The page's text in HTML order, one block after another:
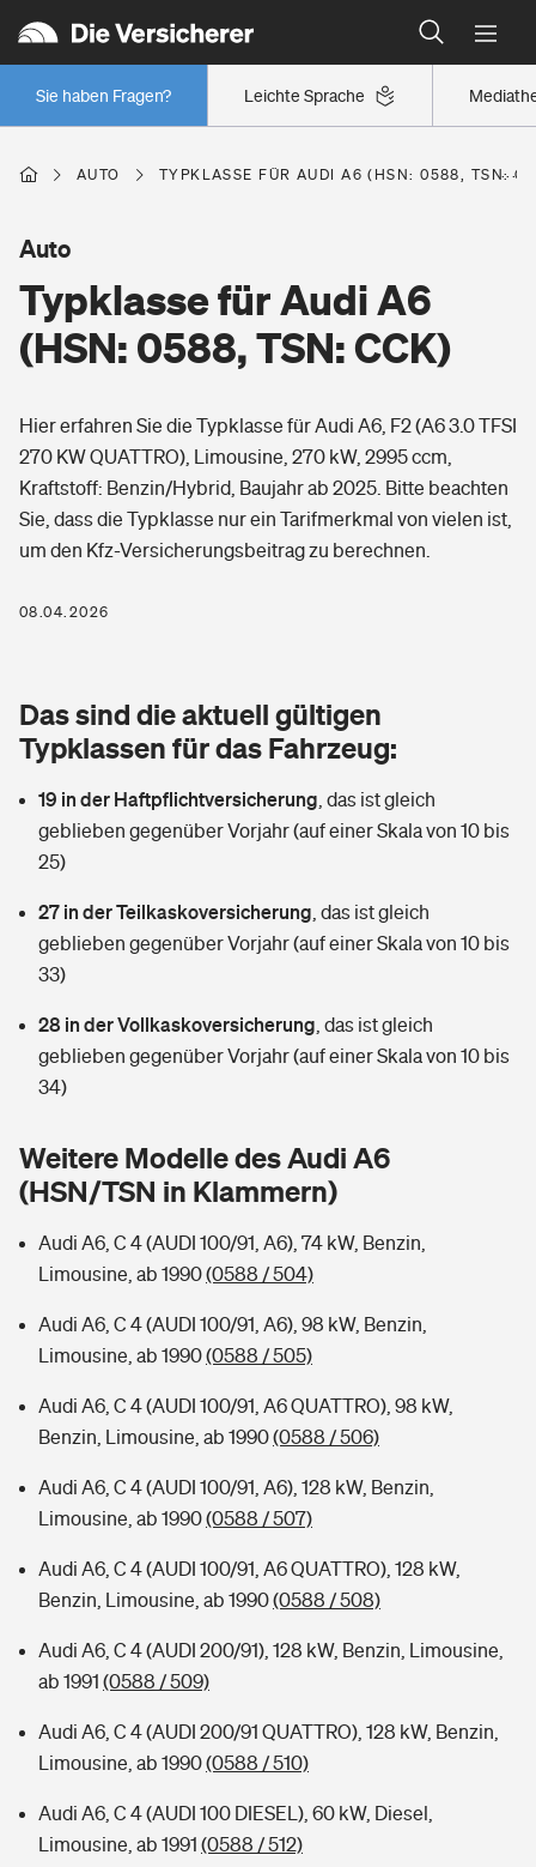
Leichte Sprache
Sie haben Fragen?
Wer versichert was: Jetzt Versicherer finden
Regionalklassen: So ist Ihre Region eingestuft
Wer versichert was: Jetzt Versicherer finden
Berufsunfähigkeitsversicherung
Erwerbsunfähigkeitsversicherung
Grundfähigkeitsversicherung
Arbeitsrechtsschutz
Berufshaftpflichtversicherung
Zur Übersicht
Tools
Wer versichert was: Jetzt Versicherer finden
Sie haben Fragen?
Wohnen
Elementarversicherung
Glasversicherung
Mietkautionsversicherung
Restkreditversicherung
Zur Übersicht
Tools
Wer versichert was: Jetzt Versicherer finden
Sie haben Fragen?
Freizeit
Pri­vate Haft­pflicht­
Kinderunfall­ver­si­che­rung
Kinderinvalidität
Hundehalter-Haftpflicht
Handyversicherung
Musikinstrumentenversicherung
Zur Übersicht
Kinderunfall-Check: Mehr Sicherheit für deine Kids
Typklassen: So ist Ihr Auto eingestuft
Gesundheit
Private Krankenversicherung
Dread-Disease-Versicherung
Tierkrankenversicherung
Zur Übersicht
Tools
Wer versichert was: Jetzt Versicherer finden
Sie haben Fragen?
Rentenrechner: Wie viel Geld bekomme ich im Alter?
AUTO TYPKLASSE FÜR AUDI A6 (HSN: 0588, TSN:
Typklasse für Audi A6
(HSN: 0588, TSN: CCK)
Auto
Hier erfahren Sie die Typklasse für Audi A6, F2 (A6 3.0 TFSI
270 KW QUATTRO), Limousine, 270 kW, 2995 ccm,
Kraftstoff: Benzin/Hybrid, Baujahr ab 2025. Bitte beachten
Sie, dass die Typklasse nur ein Tarifmerkmal von vielen ist,
um den Kfz-Versicherungsbeitrag zu berechnen.
08.04.2026
Das sind die aktuell gültigen
Typklassen für das Fahrzeug:
19 in der Haftpflichtversicherung das ist gleich
geblieben gegenüber Vorjahr (auf einer Skala von 10 bis
25)
27 in der Teilkaskoversicherung das ist gleich
geblieben gegenüber Vorjahr (auf einer Skala von 10 bis
33)
28 in der Vollkaskoversicherung das ist gleich
geblieben gegenüber Vorjahr (auf einer Skala von 10 bis
34)
Weitere Modelle des Audi A6
(HSN/TSN in Klammern)
Audi A6, C 4 (AUDI 100/91, A6), 74 kW, Benzin,
Limousine, ab 1990(0588 / 504)
Audi A6, C 4 (AUDI 100/91, A6), 98 kW, Benzin,
Limousine, ab 1990(0588 / 505)
Audi A6, C 4 (AUDI 100/91, A6 QUATTRO), 98 kW,
Benzin, Limousine, ab 1990(0588 / 506)
Audi A6, C 4 (AUDI 100/91, A6), 128 kW, Benzin,
Limousine, ab 1990(0588 / 507)
Audi A6, C 4 (AUDI 100/91, A6 QUATTRO), 128 kW,
Benzin, Limousine, ab 1990(0588 / 508)
Audi A6, C 4 (AUDI 200/91), 128 kW, Benzin, Limousine,
ab 1991 (0588 / 509)
Audi A6, C 4 (AUDI 200/91 QUATTRO), 128 kW, Benzin,
Limousine, ab 1990(0588 / 510)
Audi A6, C 4 (AUDI 100 DIESEL), 60 kW, Diesel,
Limousine, ab 1991 (0588 / 512)